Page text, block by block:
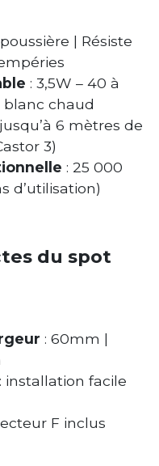
| Résiste
: 3,5W – 40 à
blanc chaud
6 mètres de
3)
: 25 000
d’utilisation)
du spot
: 60mm |
installation facile
F inclus